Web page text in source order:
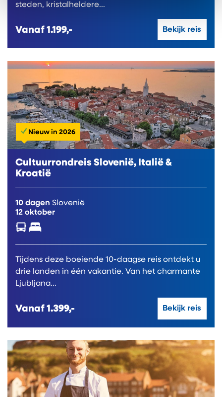
steden, kristalheldere...
Vanaf 1.199,- Bekijk reis
Nieuw in 2026
Cultuurrondreis Slovenië, Italië &
Kroatië
10 dagen Slovenië
12 oktober
Tijdens deze boeiende 10-daagse reis ontdekt u
drie landen in één vakantie. Van het charmante
Ljubljana...
Vanaf 1.399,- Bekijk reis